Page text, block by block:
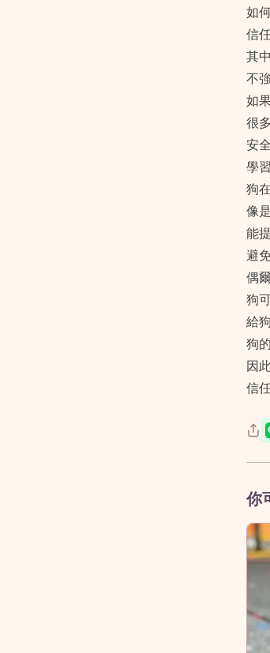
如
信
其
不
如
很
安
學
狗
像
能
避
偶
狗
給
狗
因
信
你